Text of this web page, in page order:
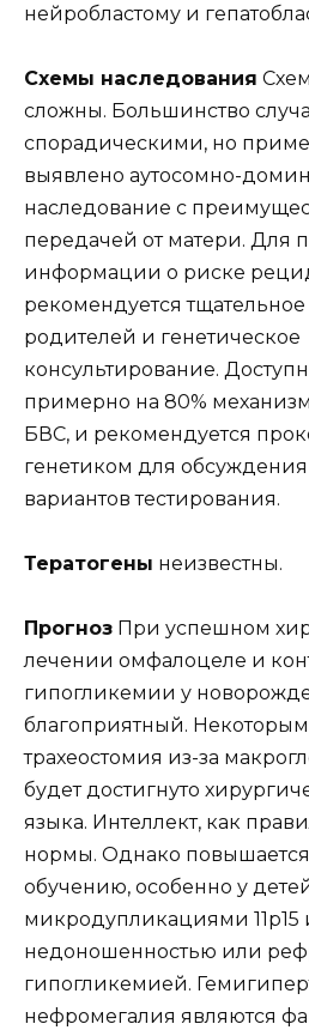
нейробластому и
Схемы наследования
сложны. Большинство
спорадическими, но
выявлено аутосомно-
наследование с
передачей от матери. Для
информации о риске
рекомендуется
родителей и генетическое
консультирование.
примерно на 80%
БВС, и рекомендуется
генетиком для
вариантов тестирования.
Тератогены неизвестны.
Прогноз При успешном
лечении омфалоцеле и
гипогликемии у
благоприятный. Некоторым
трахеостомия из-за
будет достигнуто
языка. Интеллект, как
нормы. Однако повышается
обучению, особенно у
микродупликациями
недоношенностью или
гипогликемией.
нефромегалия являются